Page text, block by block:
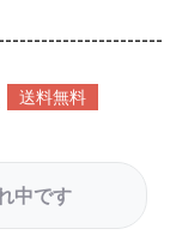
送料無料
中です